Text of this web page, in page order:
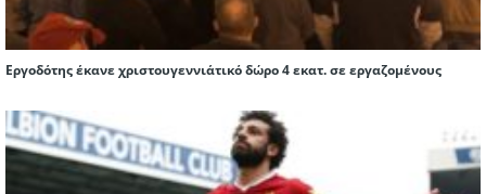
Εργοδότης έκανε χριστουγεννιάτικό δώρο 4 εκατ. σε εργαζομένους